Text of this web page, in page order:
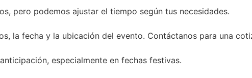
pero podemos ajustar el tiempo según tus necesidades.
la fecha y la ubicación del evento. Contáctanos para una
especialmente en fechas festivas.